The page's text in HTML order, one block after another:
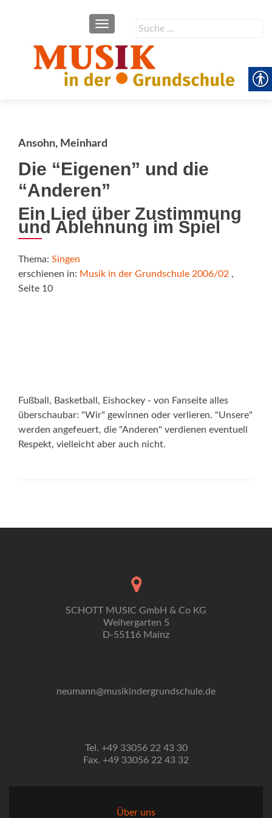
Suche
SCHALTE NAVIGATION
Ansohn, Meinhard
Die “Eigenen” und die
“Anderen”
Ein Lied über Zustimmung
und Ablehnung im Spiel
Thema: Singen
erschienen in: Musik in der Grundschule 2006/02 ,
Seite 10
Fußball, Basketball, Eishockey - von Fanseite alles
überschaubar: "Wir" gewinnen oder verlieren. "Unsere"
werden angefeuert, die "Anderen" verdienen eventuell
Respekt, vielleicht aber auch nicht.
SCHOTT MUSIC GmbH & Co KG
Weihergarten 5
D-55116 Mainz
neumann@musikindergrundschule.de
Tel. +49 33056 22 43 30
Fax. +49 33056 22 43 32
Über uns